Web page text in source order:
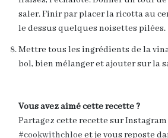
saler. Finir par placer la ricotta au
le dessus quelques noisettes pilées.
Mettre tous les ingrédients de la
bol, bien mélanger et ajouter sur la
Vous avez aimé cette recette ?
Partagez cette recette sur Instagram
#cookwithchloe et je vous reposte